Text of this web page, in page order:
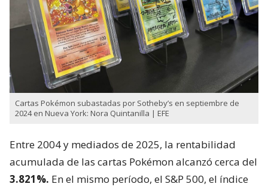
Cartas Pokémon subastadas por Sotheby’s en septiembre de
2024 en Nueva York: Nora Quintanilla | EFE
Entre 2004 y mediados de 2025, la rentabilidad
acumulada de las cartas Pokémon alcanzó cerca del
3.821%. En el mismo período, el S&P 500, el índice